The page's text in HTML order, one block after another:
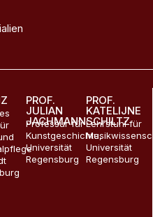
PROF.
JULIAN
JACHMANN
Professur für
Kunstgeschichte,
Universität
Regensburg
PROF.
KATELIJNE
SCHILTZ
Lehrstuhl für
Universität
Regensburg